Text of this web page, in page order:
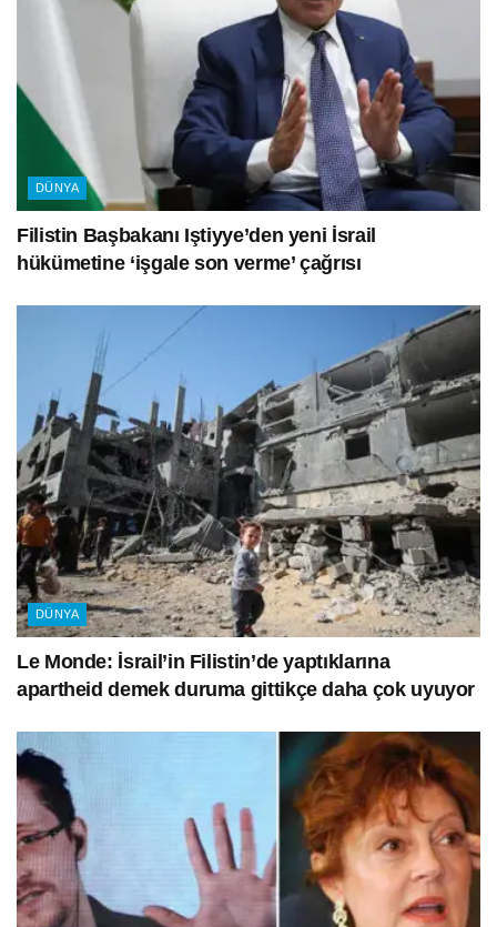
DÜNYA
Filistin Başbakanı Iştiyye’den yeni İsrail
hükümetine ‘işgale son verme’ çağrısı
DÜNYA
Le Monde: İsrail’in Filistin’de yaptıklarına
apartheid demek duruma gittikçe daha çok uyuyor